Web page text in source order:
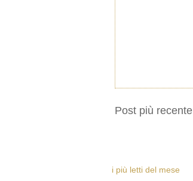
Post più recente
i più letti del mese